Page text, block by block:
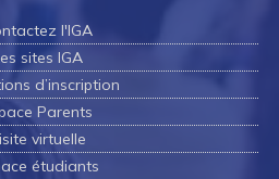
l'IGA
sites IGA
d’inscription
Parents
virtuelle
étudiants